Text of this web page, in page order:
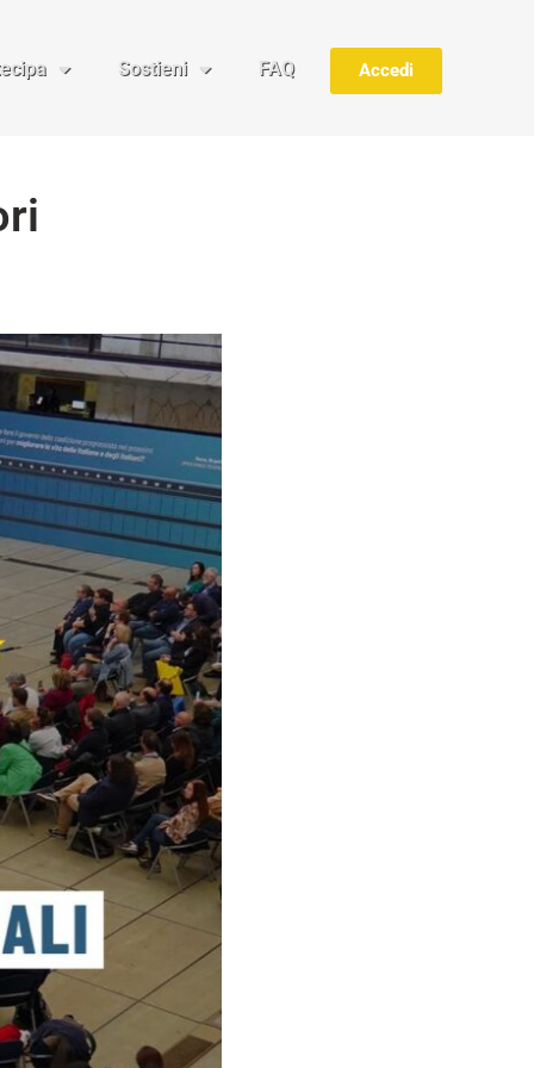
Sostieni FAQ Accedi